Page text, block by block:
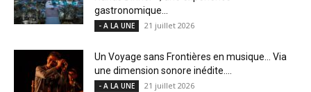
gastronomique...
- A LA UNE 21 juillet 2026
Un Voyage sans Frontières en musique… Via
une dimension sonore inédite....
- A LA UNE 21 juillet 2026